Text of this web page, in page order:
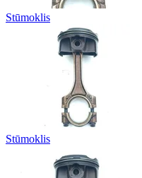
Stūmoklis
Stūmoklis